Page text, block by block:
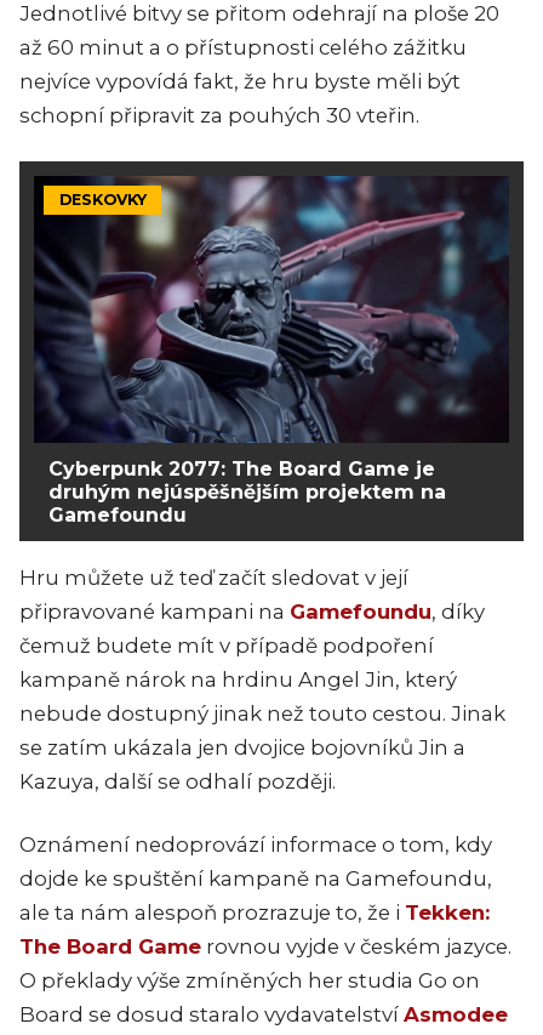
Jednotlivé bitvy se přitom odehrají na ploše 20
až 60 minut a o přístupnosti celého zážitku
nejvíce vypovídá fakt, že hru byste měli být
schopní připravit za pouhých 30 vteřin.
DESKOVKY
Cyberpunk 2077: The Board Game je
druhým nejúspěšnějším projektem na
Gamefoundu
Hru můžete už teď začít sledovat v její
připravované kampani na Gamefoundu, díky
čemuž budete mít v případě podpoření
kampaně nárok na hrdinu Angel Jin, který
nebude dostupný jinak než touto cestou. Jinak
se zatím ukázala jen dvojice bojovníků Jin a
Kazuya, další se odhalí později.
Oznámení nedoprovází informace o tom, kdy
dojde ke spuštění kampaně na Gamefoundu,
ale ta nám alespoň prozrazuje to, že i Tekken:
The Board Game rovnou vyjde v českém jazyce.
O překlady výše zmíněných her studia Go on
Board se dosud staralo vydavatelství Asmodee